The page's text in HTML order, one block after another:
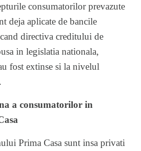
consumatorilor prevazute
deja aplicate de bancile
directiva creditului de
in legislatia nationala,
fost extinse si la nivelul
a consumatorilor in
Prima Casa sunt insa privati